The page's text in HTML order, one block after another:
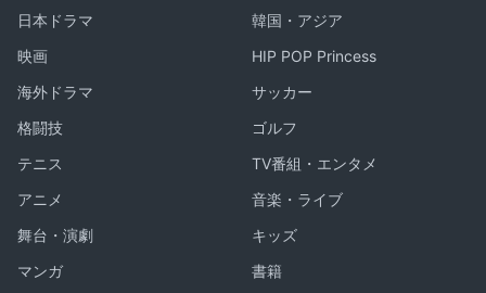
日本ドラマ
韓国・アジア
映画
HIP POP Princess
海外ドラマ
サッカー
格闘技
ゴルフ
テニス
TV番組・エンタメ
アニメ
音楽・ライブ
舞台・演劇
キッズ
マンガ
書籍